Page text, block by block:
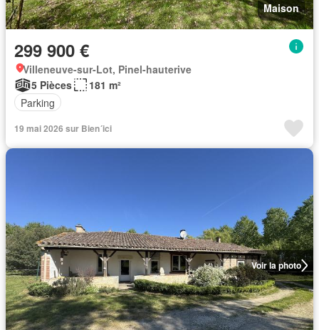
Maison
299 900 €
Villeneuve-sur-Lot, Pinel-hauterive
5 Pièces
181 m²
Parking
19 mai 2026 sur Bien´ici
Voir la photo